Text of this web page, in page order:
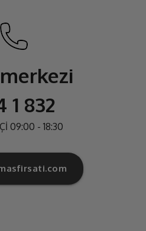
merkezi
1 832
09:00 - 18:30